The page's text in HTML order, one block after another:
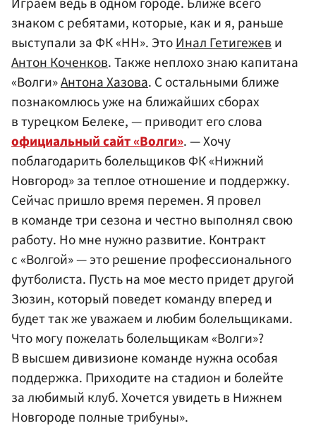
знаком с ребятами, которые, как и я, раньше
выступали за ФК «НН». ЭтоИнал Гетигежеви
Антон Коченков. Также неплохо знаю капитана
«Волги»Антона Хазова. С остальными ближе
познакомлюсь уже на ближайших сборах
в турецком Белеке, — приводит его слова
официальный сайт «Волги». — Хочу
поблагодарить болельщиков ФК «Нижний
Новгород» за теплое отношение и поддержку.
Сейчас пришло время перемен. Я провел
в команде три сезона и честно выполнял свою
работу. Но мне нужно развитие. Контракт
с «Волгой» — это решение профессионального
футболиста. Пусть на мое место придет другой
Зюзин, который поведет команду вперед и
будет так же уважаем и любим болельщиками.
Что могу пожелать болельщикам «Волги»?
В высшем дивизионе команде нужна особая
поддержка. Приходите на стадион и болейте
за любимый клуб. Хочется увидеть в Нижнем
Новгороде полные трибуны».